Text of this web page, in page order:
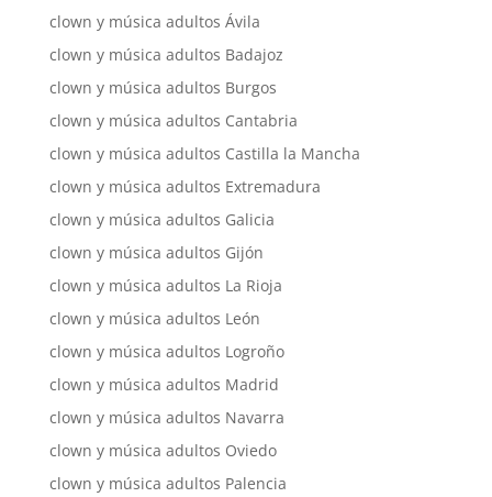
clown y música adultos Ávila
clown y música adultos Badajoz
clown y música adultos Burgos
clown y música adultos Cantabria
clown y música adultos Castilla la Mancha
clown y música adultos Extremadura
clown y música adultos Galicia
clown y música adultos Gijón
clown y música adultos La Rioja
clown y música adultos León
clown y música adultos Logroño
clown y música adultos Madrid
clown y música adultos Navarra
clown y música adultos Oviedo
clown y música adultos Palencia